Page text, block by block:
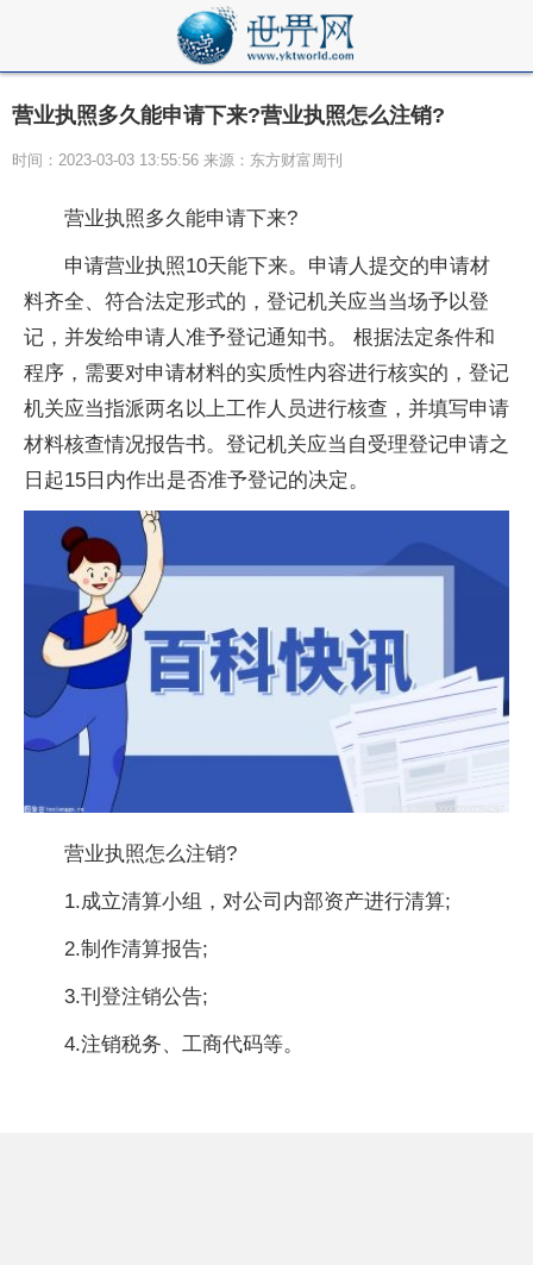
营业执照多久能申请下来?营业执照怎么注销?
时间：2023-03-03 13:55:56 来源：东方财富周刊
营业执照多久能申请下来?
申请营业执照10天能下来。申请人提交的申请材
料齐全、符合法定形式的，登记机关应当当场予以登
记，并发给申请人准予登记通知书。 根据法定条件和
程序，需要对申请材料的实质性内容进行核实的，登记
机关应当指派两名以上工作人员进行核查，并填写申请
材料核查情况报告书。登记机关应当自受理登记申请之
日起15日内作出是否准予登记的决定。
营业执照怎么注销?
1.成立清算小组，对公司内部资产进行清算;
2.制作清算报告;
3.刊登注销公告;
4.注销税务、工商代码等。